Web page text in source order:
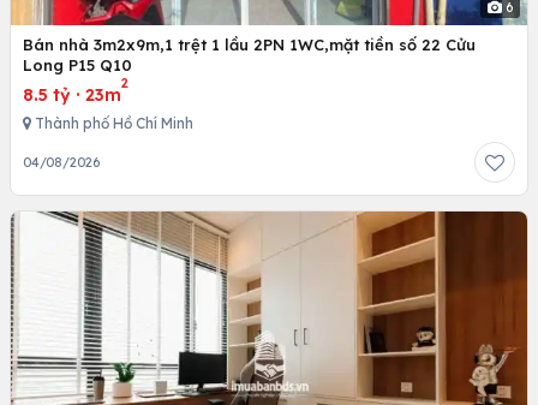
6
Bán nhà 3m2x9m,1 trệt 1 lầu 2PN 1WC,mặt tiền số 22 Cửu
Long P15 Q10
8.5 tỷ · 23m
2
Thành phố Hồ Chí Minh
04/08/2026